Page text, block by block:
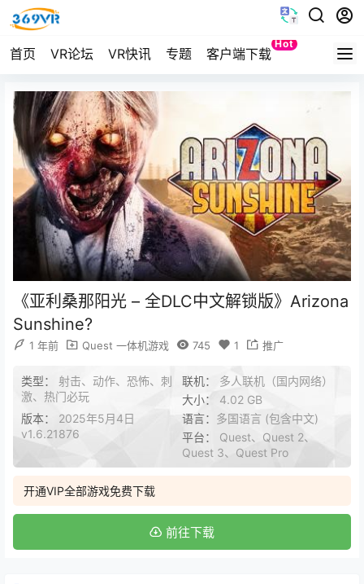
首页 VR论坛 VR快讯 专题 客户端下载
Hot
Quest
《亚利桑那阳光 – 全DLC中文解锁版》Arizona
Sunshine?
1 年前 Quest 一体机游戏 745 1 推广
类型： 射击、动作、恐怖、刺
激、热门必玩
联机： 多人联机（国内网络）
大小： 4.02 GB
版本： 2025年5月4日
v1.6.21876
语言： 多国语言 (包含中文)
平台： Quest、Quest 2、
Quest 3、Quest Pro
开通VIP全部游戏免费下载
前往下载